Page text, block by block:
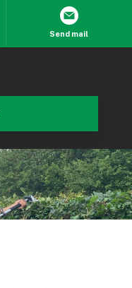
Send mail